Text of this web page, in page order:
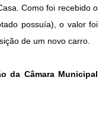
Como foi recebido o
possuía), o valor foi
de um novo carro.
da Câmara Municipal